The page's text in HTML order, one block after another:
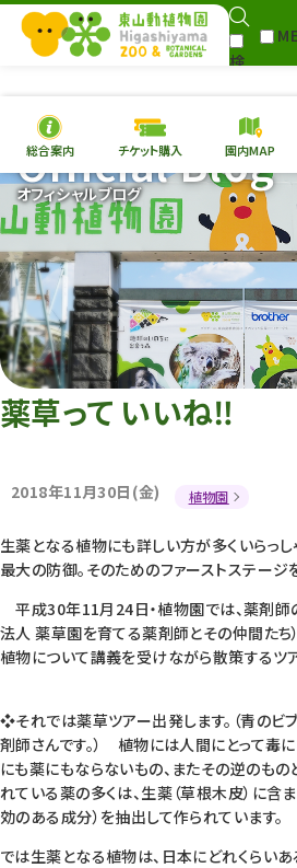
検
動
再
総合案内 チケット購入 園内MAP
オフィシャルブログ
Official Blog
薬草って いいね‼
2018年11月30日(金) 植物園
生薬となる植物にも詳しい方が多くいらっし
最大の防御。そのためのファーストステージ
平成30年11月24日・植物園では、薬剤師
法人 薬草園を育てる薬剤師とその仲間たち
植物について講義を受けながら散策するツ
❖それでは薬草ツアー出発します。（青のビ
剤師さんです。） 植物には人間にとって毒
にも薬にもならないもの、またその逆のもの
れている薬の多くは、生薬（草根木皮）に含
効のある成分）を抽出して作られています。
では生薬となる植物は、日本にどれくらいあ